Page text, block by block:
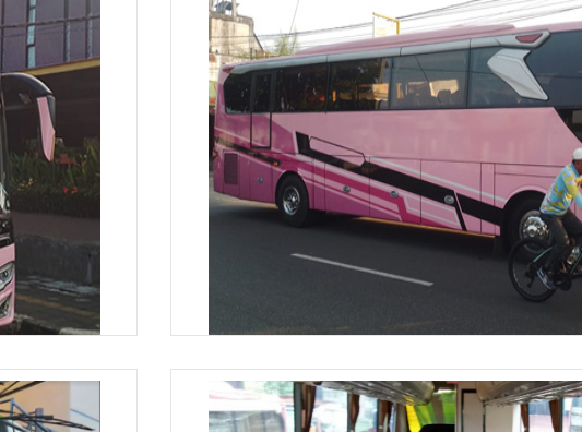
Big Bus 45 Seat